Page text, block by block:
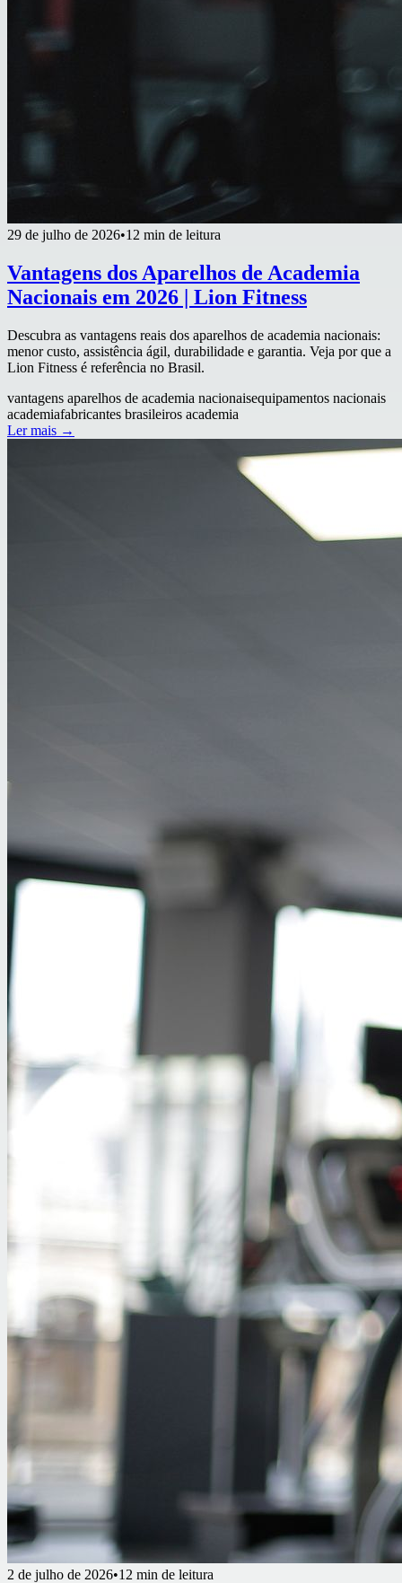
29 de julho de 2026•12 min de leitura
Vantagens dos Aparelhos de Academia
Nacionais em 2026 | Lion Fitness
Descubra as vantagens reais dos aparelhos de academia nacionais:
menor custo, assistência ágil, durabilidade e garantia. Veja por que a
Lion Fitness é referência no Brasil.
vantagens aparelhos de academia nacionaisequipamentos nacionais
academiafabricantes brasileiros academia
Ler mais →
2 de julho de 2026•12 min de leitura